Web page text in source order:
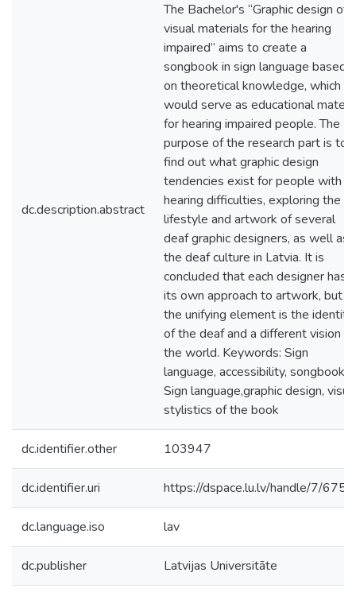
dc.description.abstract
The Bachelor's “Graphic design of
visual materials for the hearing
impaired” aims to create a
songbook in sign language based
on theoretical knowledge, which
would serve as educational
for hearing impaired people. The
purpose of the research part is to
find out what graphic design
tendencies exist for people with
hearing difficulties, exploring the
lifestyle and artwork of several
deaf graphic designers, as well as
the deaf culture in Latvia. It is
concluded that each designer has
its own approach to artwork, but
the unifying element is the identity
of the deaf and a different vision of
the world. Keywords: Sign
language, accessibility, songbook in
Sign language,graphic design,
stylistics of the book
dc.identifier.other 103947
dc.identifier.uri https://dspace.lu.lv/handle/7/
dc.language.iso lav
dc.publisher Latvijas Universitāte